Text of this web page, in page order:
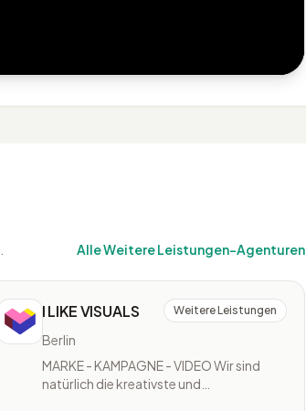
Alle Weitere Leistungen-Agenturen
I LIKE VISUALS Weitere Leistungen
Berlin
MARKE - KAMPAGNE - VIDEO Wir sind
natürlich die kreativste und